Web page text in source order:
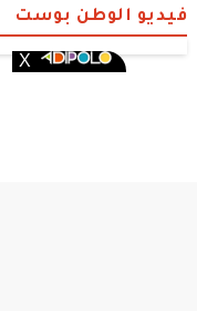
فيديو الوطن بوست